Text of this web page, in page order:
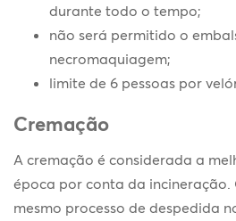
durante todo o tempo;
não será permitido o
necromaquiagem;
limite de 6 pessoas por
Cremação
A cremação é considerada a
época por conta da incineração.
mesmo processo de despedida